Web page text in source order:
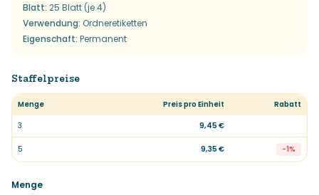
Blatt: 25 Blatt (je 4)
Verwendung: Ordneretiketten
Eigenschaft: Permanent
Staffelpreise
Menge Preis pro Einheit
Rabatt
3
9,45 €
5 9,35 € -1%
Menge